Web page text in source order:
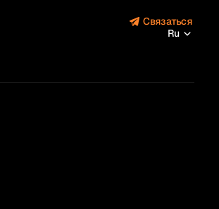
Связаться
Ru